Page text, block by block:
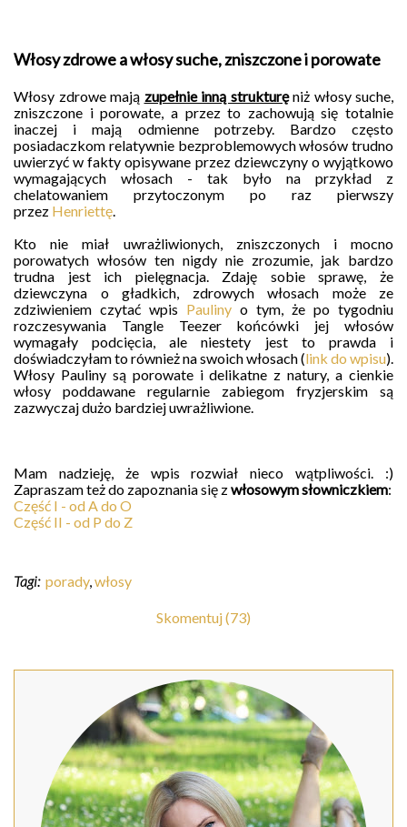
Włosy zdrowe a włosy suche, zniszczone i porowate
Włosy zdrowe mają zupełnie inną strukturęniż włosy suche,
zniszczone i porowate, a przez to zachowują się totalnie
inaczej i mają odmienne potrzeby. Bardzo często
posiadaczkom relatywnie bezproblemowych włosów trudno
uwierzyć w fakty opisywane przez dziewczyny o wyjątkowo
wymagających włosach - tak było na przykład z
chelatowaniem przytoczonym po raz pierwszy
przez Henriettę.
Kto nie miał uwrażliwionych, zniszczonych i mocno
porowatych włosów ten nigdy nie zrozumie, jak bardzo
trudna jest ich pielęgnacja. Zdaję sobie sprawę, że
dziewczyna o gładkich, zdrowych włosach może ze
zdziwieniem czytać wpis Pauliny o tym, że po tygodniu
rozczesywania Tangle Teezer końcówki jej włosów
wymagały podcięcia, ale niestety jest to prawda i
doświadczyłam to również na swoich włosach (link do wpisu).
Włosy Pauliny są porowate i delikatne z natury, a cienkie
włosy poddawane regularnie zabiegom fryzjerskim są
zazwyczaj dużo bardziej uwrażliwione.
Mam nadzieję, że wpis rozwiał nieco wątpliwości. :)
Zapraszam też do zapoznania się zwłosowym słowniczkiem:
Część I - od A do O
Część II - od P do Z
Tagi: porady,włosy
Skomentuj (73)